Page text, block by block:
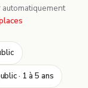
· 1 à 5 ans